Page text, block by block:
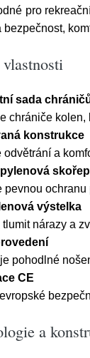
pro
bezpečnost,
sada
chrániče kolen,
konstrukce
odvětrání a
pevnou ochranu
výstelka
tlumit nárazy a
pohodlné
CE
a